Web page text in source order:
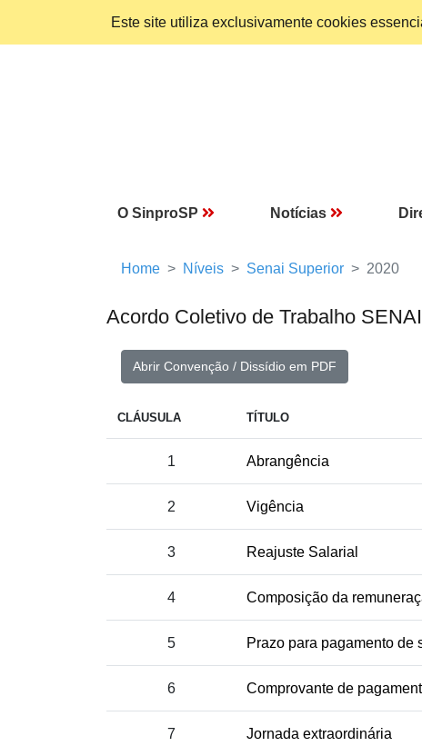
Este site utiliza exclusivamente cookies
O SinproSP Notícias
Home Níveis Senai Superior 2020
Acordo Coletivo de Trabalho
Abrir Convenção / Dissídio em PDF
CLÁUSULA TÍTULO
1 Abrangência
2 Vigência
3 Reajuste Salarial
4 Composição da
5 Prazo para pagamento de
6 Comprovante de
7 Jornada extraordinária